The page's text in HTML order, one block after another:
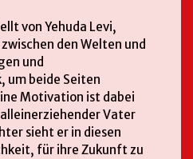
von Yehuda Levi,
den Welten und
und
um beide Seiten
Motivation ist dabei
Vater
sieht er in diesen
für ihre Zukunft zu